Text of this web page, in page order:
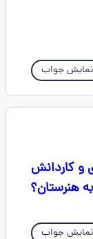
نمایش جواب
و کاردانش
هنرستان؟
نمایش جواب